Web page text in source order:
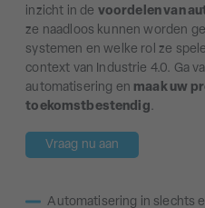
inzicht in de voordelen van
ze naadloos kunnen worden
systemen en welke rol ze
context van Industrie 4.0. Ga
automatisering en maak uw
toekomstbestendig.
Vraag nu aan
Automatisering in slechts